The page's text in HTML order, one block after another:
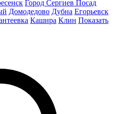
Город Сергиев Посад
Домодедово Дубна Егорьевск
Кашира Клин Показать